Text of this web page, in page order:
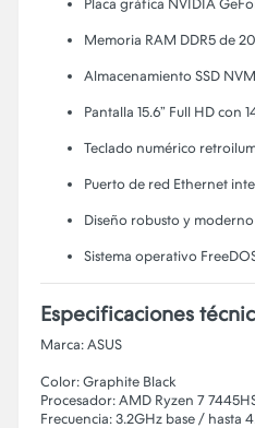
Placa gráfica NVIDIA
Memoria RAM DDR5 de
Almacenamiento SSD
Pantalla 15.6” Full HD con
Teclado numérico
Puerto de red Ethernet
Diseño robusto y
Sistema operativo
Especificaciones
Marca: ASUS
Color: Graphite Black
Procesador: AMD Ryzen 7
Frecuencia: 3.2GHz base / hasta